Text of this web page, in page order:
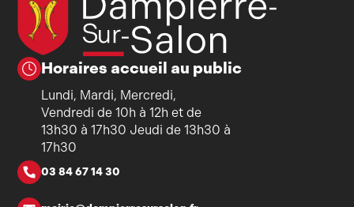
Horaires accueil au public
Lundi, Mardi, Mercredi,
Vendredi de 10h à 12h et de
13h30 à 17h30 Jeudi de 13h30 à
17h30
03 84 67 14 30